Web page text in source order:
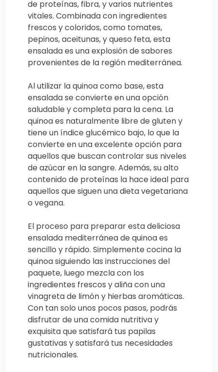
de proteínas, fibra, y varios nutrientes
vitales. Combinada con ingredientes
frescos y coloridos, como tomates,
pepinos, aceitunas, y queso feta, esta
ensalada es una explosión de sabores
provenientes de la región mediterránea.
Al utilizar la quinoa como base, esta
ensalada se convierte en una opción
saludable y completa para la cena. La
quinoa es naturalmente libre de gluten y
tiene un índice glucémico bajo, lo que la
convierte en una excelente opción para
aquellos que buscan controlar sus niveles
de azúcar en la sangre. Además, su alto
contenido de proteínas la hace ideal para
aquellos que siguen una dieta vegetariana
o vegana.
El proceso para preparar esta deliciosa
ensalada mediterránea de quinoa es
sencillo y rápido. Simplemente cocina la
quinoa siguiendo las instrucciones del
paquete, luego mezcla con los
ingredientes frescos y aliña con una
vinagreta de limón y hierbas aromáticas.
Con tan solo unos pocos pasos, podrás
disfrutar de una comida nutritiva y
exquisita que satisfará tus papilas
gustativas y satisfará tus necesidades
nutricionales.